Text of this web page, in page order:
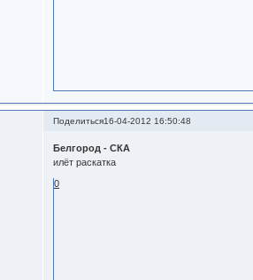
Поделиться16-04-2012 16:50:48
Белгород - СКА
илёт раскатка
0